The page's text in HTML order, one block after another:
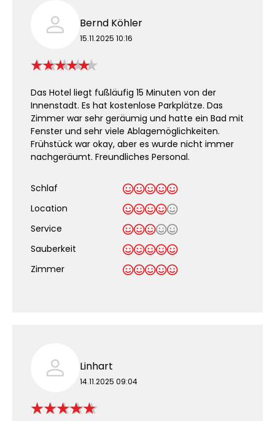
Bernd Köhler
15.11.2025 10:16
Das Hotel liegt fußläufig 15 Minuten von der
Innenstadt. Es hat kostenlose Parkplätze. Das
Zimmer war sehr geräumig und hatte ein Bad mit
Fenster und sehr viele Ablagemöglichkeiten.
Frühstück war okay, aber es wurde nicht immer
nachgeräumt. Freundliches Personal.
Schlaf
Location
Service
Sauberkeit
Zimmer
Linhart
14.11.2025 09:04